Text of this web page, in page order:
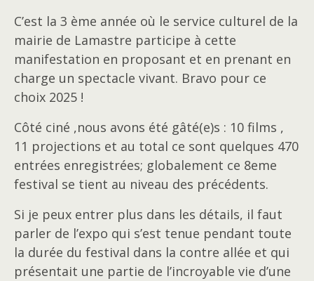
C’est la 3 ème année où le service culturel de la
mairie de Lamastre participe à cette
manifestation en proposant et en prenant en
charge un spectacle vivant. Bravo pour ce
choix 2025 !
Côté ciné ,nous avons été gâté(e)s : 10 films ,
11 projections et au total ce sont quelques 470
entrées enregistrées; globalement ce 8eme
festival se tient au niveau des précédents.
Si je peux entrer plus dans les détails, il faut
parler de l’expo qui s’est tenue pendant toute
la durée du festival dans la contre allée et qui
présentait une partie de l’incroyable vie d’une